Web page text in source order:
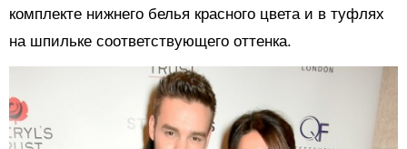
комплекте нижнего белья красного цвета и в туфлях
на шпильке соответствующего оттенка.